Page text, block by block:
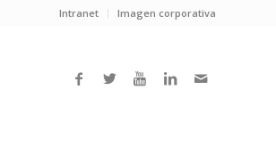
Intranet Imagen corporativa